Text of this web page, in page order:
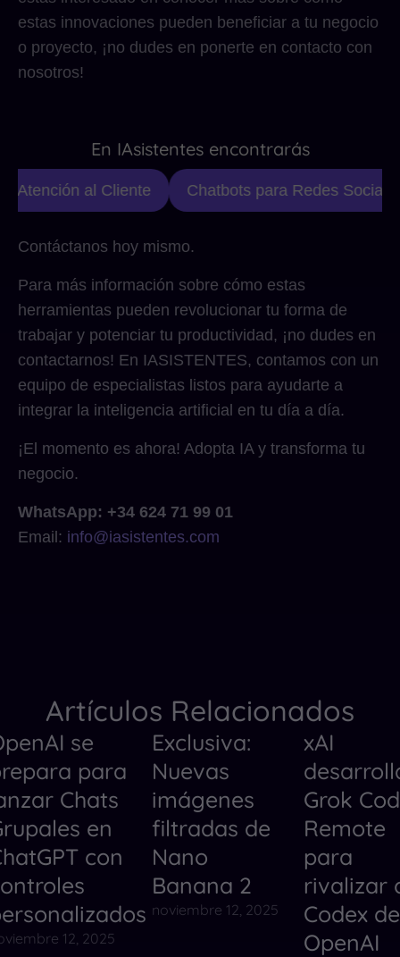
estas innovaciones pueden beneficiar a tu negocio
o proyecto, ¡no dudes en ponerte en contacto con
nosotros!
En IAsistentes encontrarás
Atención al Cliente Chatbots para Redes Sociales
Contáctanos hoy mismo.
Para más información sobre cómo estas
herramientas pueden revolucionar tu forma de
trabajar y potenciar tu productividad, ¡no dudes en
contactarnos! En IASISTENTES, contamos con un
equipo de especialistas listos para ayudarte a
integrar la inteligencia artificial en tu día a día.
¡El momento es ahora! Adopta IA y transforma tu
negocio.
WhatsApp: +34 624 71 99 01
Email: info@iasistentes.com
Artículos Relacionados
Herramientas de IA
Noticias
se
para
Chats
en
con
12, 2025
Noticias
Exclusiva:
Nuevas
imágenes
filtradas de
Nano
Banana 2
noviembre 12, 2025
Noticias
xAI
Grok
Remote
para
rivalizar
Codex de
OpenAI